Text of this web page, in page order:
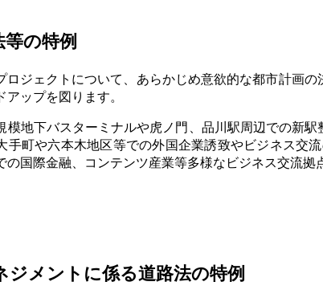
の特例
ロジェクトについて、あらかじめ意欲的な都市計画
ップを図ります。
模地下バスターミナルや虎ノ門、品川駅周辺での新
手町や六本木地区等での外国企業誘致やビジネス交
の国際金融、コンテンツ産業等多様なビジネス交流拠
ジメントに係る道路法の特例